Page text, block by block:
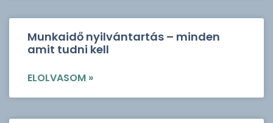
Munkaidő nyilvántartás – minden
amit tudni kell
ELOLVASOM »